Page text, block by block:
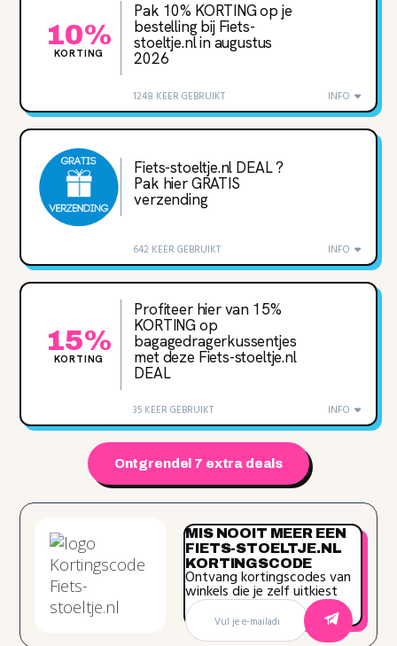
10%
KORTING
Pak 10% KORTING op je
bestelling bij Fiets-
stoeltje.nl in augustus
2026
1248 KEER GEBRUIKT INFO
Fiets-stoeltje.nl DEAL ?
Pak hier GRATIS
verzending
642 KEER GEBRUIKT INFO
15%
KORTING
Profiteer hier van 15‌%
KORTING op
bagagedragerkussentjes
met deze Fiets-stoeltje.nl
DEAL
35 KEER GEBRUIKT INFO
Ontgrendel 7 extra deals
MIS NOOIT MEER EEN
FIETS-STOELTJE.NL
KORTINGSCODE
Ontvang kortingscodes van
winkels die je zelf uitkiest